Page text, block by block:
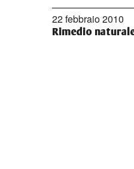
22 febbraio 2010
Rimedio